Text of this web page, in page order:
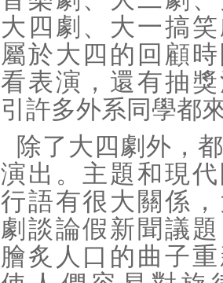
大四劇、大一搞
屬於大四的回顧
看表演，還有抽
引許多外系同學都
除了大四劇外，
演出。主題和現
行語有很大關係
劇談論假新聞議
膾炙人口的曲子